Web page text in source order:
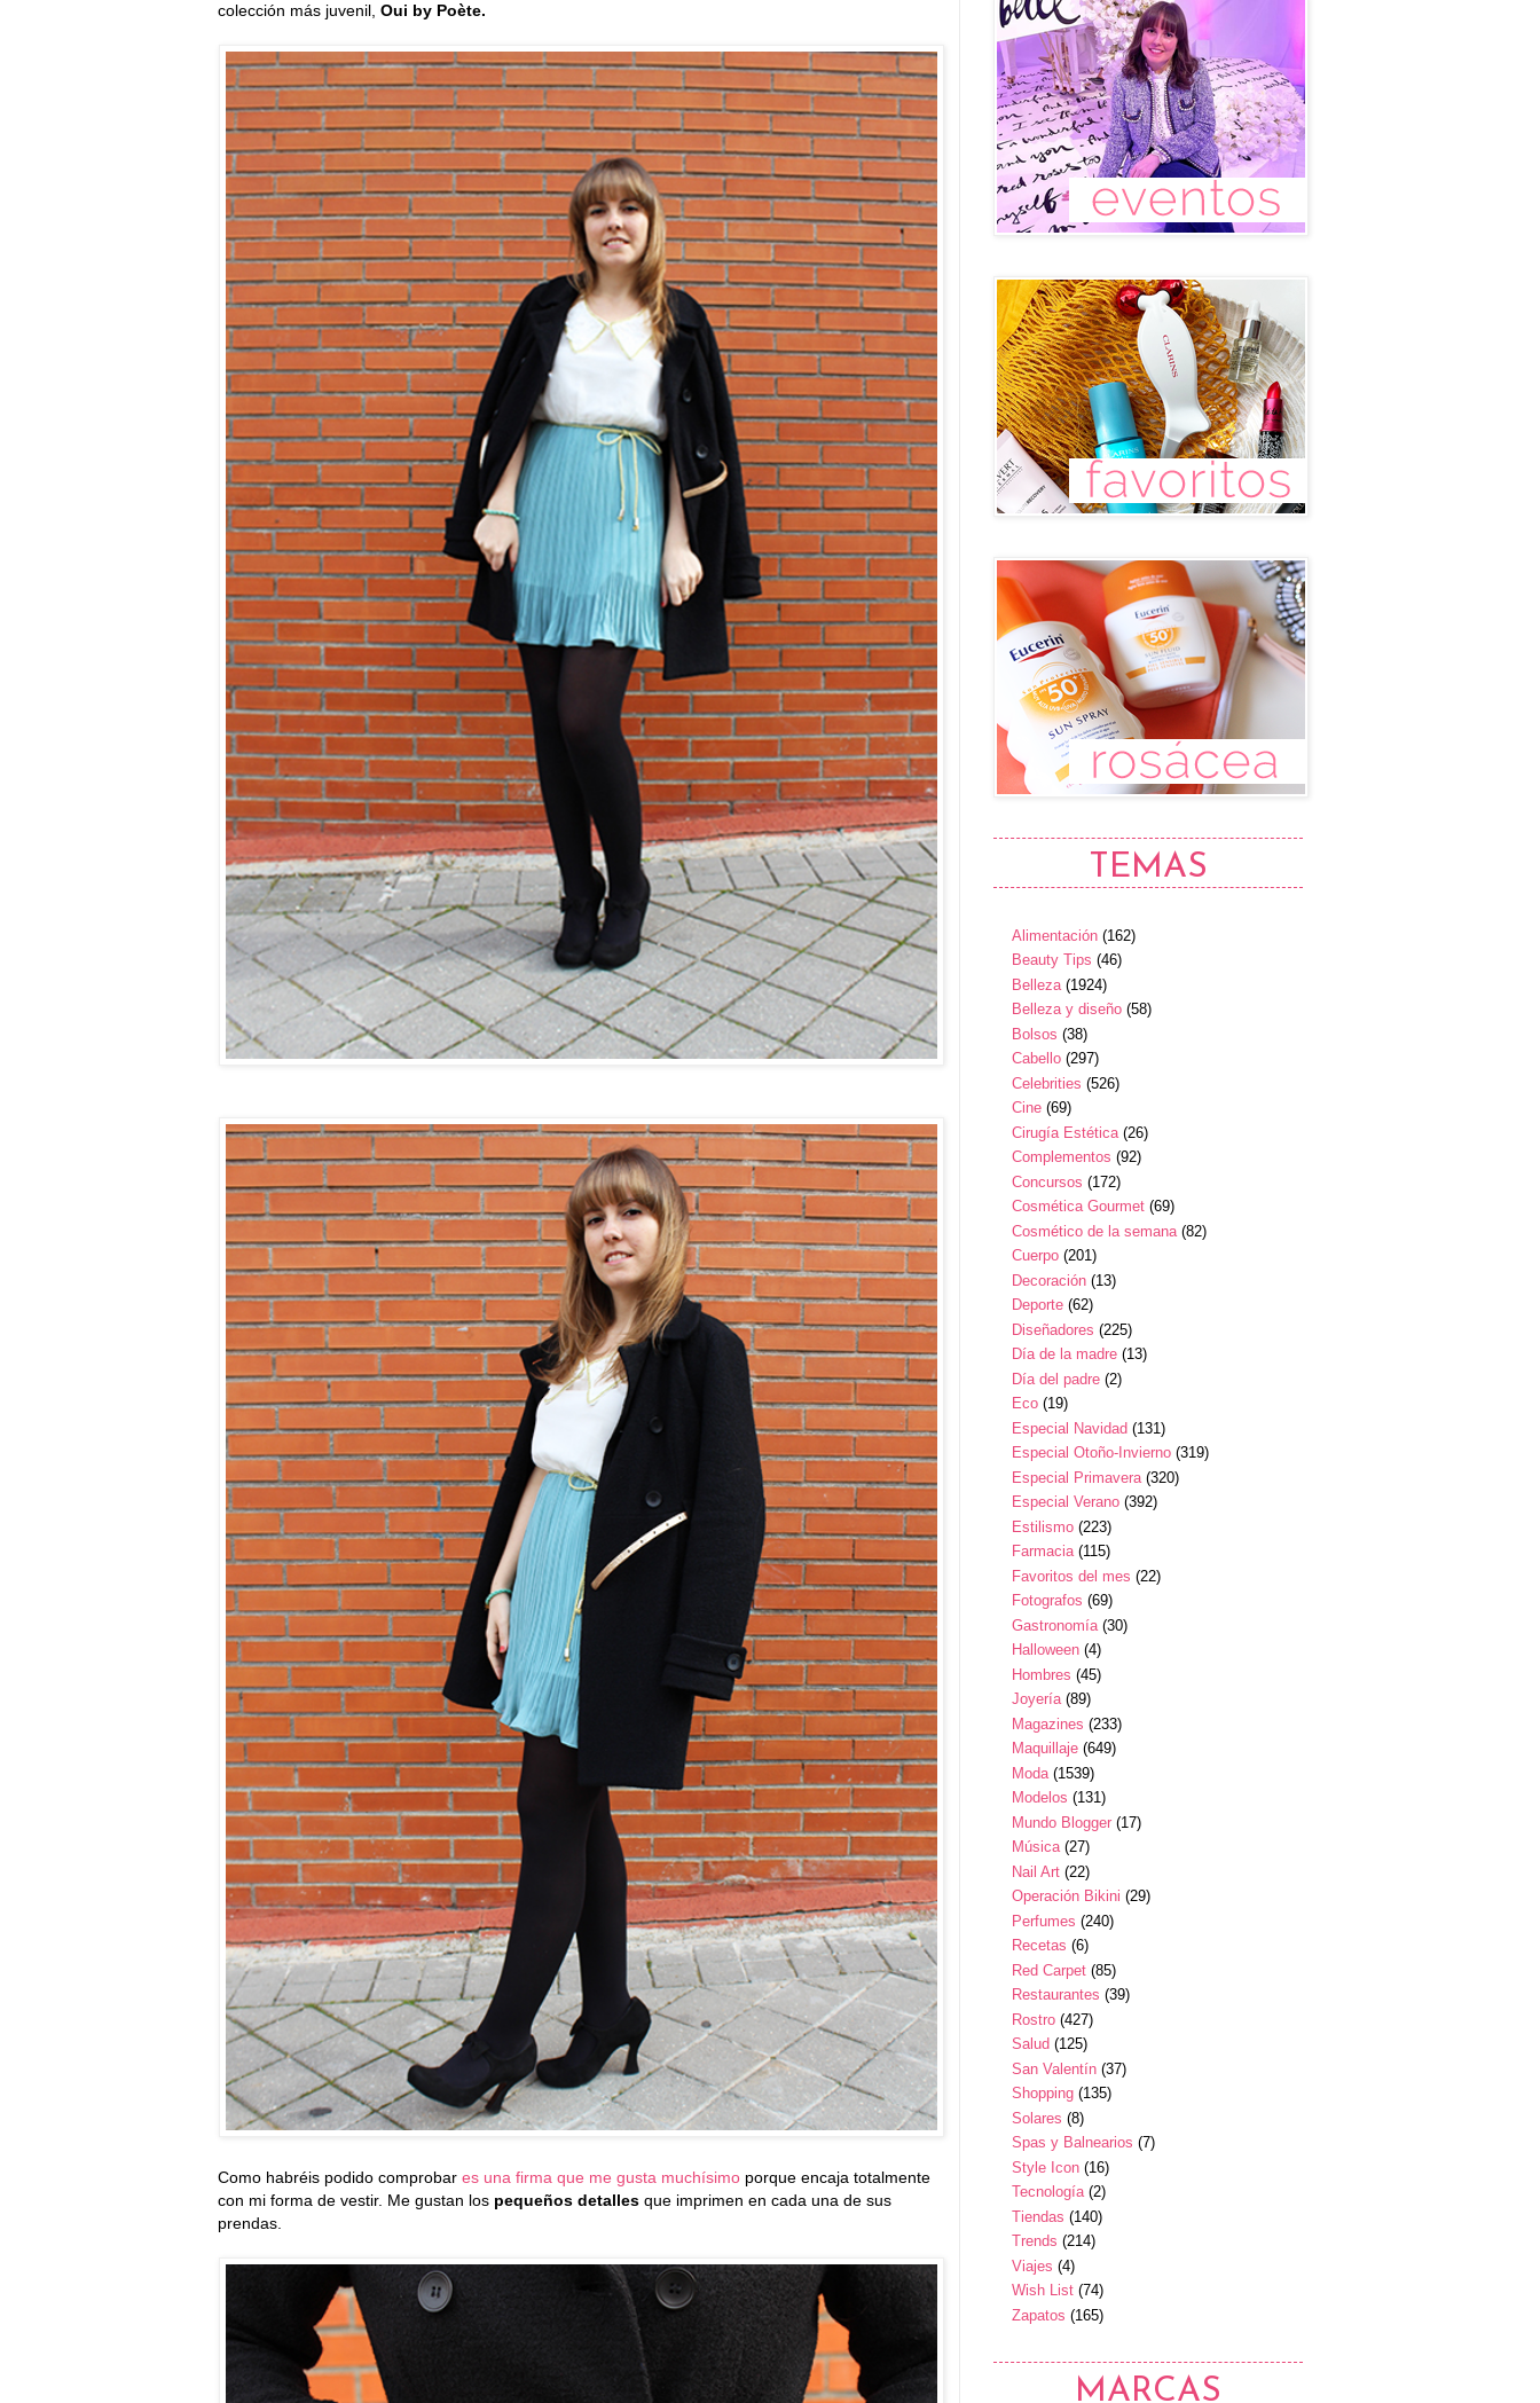
colección más juvenil, Oui by Poète.
Como habréis podido comprobar es una firma que me gusta muchísimo porque encaja totalmente
con mi forma de vestir. Me gustan los pequeños detalles que imprimen en cada una de sus
prendas.
TEMAS
Alimentación (162)
Beauty Tips (46)
Belleza (1924)
Belleza y diseño (58)
Bolsos (38)
Cabello (297)
Celebrities (526)
Cine (69)
Cirugía Estética (26)
Complementos (92)
Concursos (172)
Cosmética Gourmet (69)
Cosmético de la semana (82)
Cuerpo (201)
Decoración (13)
Deporte (62)
Diseñadores (225)
Día de la madre (13)
Día del padre (2)
Eco (19)
Especial Navidad (131)
Especial Otoño-Invierno (319)
Especial Primavera (320)
Especial Verano (392)
Estilismo (223)
Farmacia (115)
Favoritos del mes (22)
Fotografos (69)
Gastronomía (30)
Halloween (4)
Hombres (45)
Joyería (89)
Magazines (233)
Maquillaje (649)
Moda (1539)
Modelos (131)
Mundo Blogger (17)
Música (27)
Nail Art (22)
Operación Bikini (29)
Perfumes (240)
Recetas (6)
Red Carpet (85)
Restaurantes (39)
Rostro (427)
Salud (125)
San Valentín (37)
Shopping (135)
Solares (8)
Spas y Balnearios (7)
Style Icon (16)
Tecnología (2)
Tiendas (140)
Trends (214)
Viajes (4)
Wish List (74)
Zapatos (165)
MARCAS